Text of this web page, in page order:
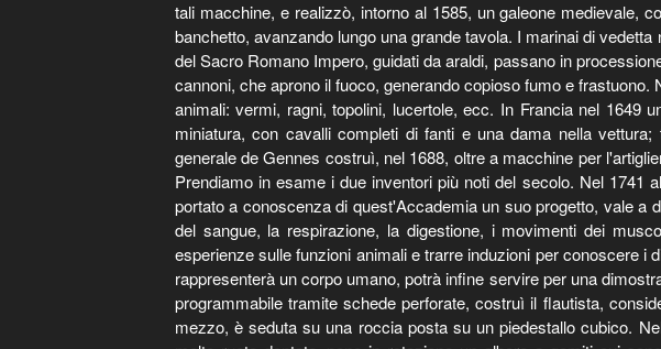
tali macchine, e realizzò, intorno al 1585, un galeone medievale,
banchetto, avanzando lungo una grande tavola. I marinai di
del Sacro Romano Impero, guidati da araldi, passano in
cannoni, che aprono il fuoco, generando copioso fumo e
animali: vermi, ragni, topolini, lucertole, ecc. In Francia nel 1649
miniatura, con cavalli completi di fanti e una dama nella
generale de Gennes costruì, nel 1688, oltre a macchine per
Prendiamo in esame i due inventori più noti del secolo. Nel 1741
portato a conoscenza di quest'Accademia un suo progetto, vale
del sangue, la respirazione, la digestione, i movimenti dei
esperienze sulle funzioni animali e trarre induzioni per conoscere
rappresenterà un corpo umano, potrà infine servire per una
programmabile tramite schede perforate, costruì il flautista,
mezzo, è seduta su una roccia posta su un piedestallo cubico.